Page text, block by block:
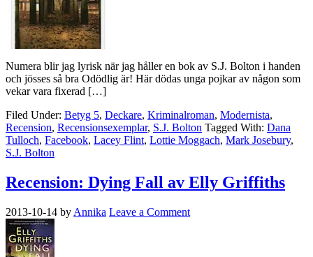
Numera blir jag lyrisk när jag håller en bok av S.J. Bolton i handen
och jösses så bra Odödlig är! Här dödas unga pojkar av någon som
vekar vara fixerad […]
Filed Under: Betyg 5, Deckare, Kriminalroman, Modernista,
Recension, Recensionsexemplar, S.J. Bolton Tagged With: Dana
Tulloch, Facebook, Lacey Flint, Lottie Moggach, Mark Josebury,
S.J. Bolton
Recension: Dying Fall av Elly Griffiths
2013-10-14 by Annika Leave a Comment